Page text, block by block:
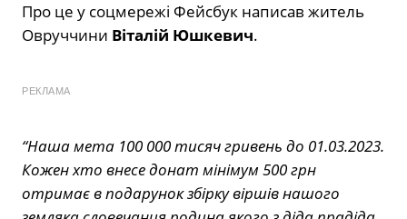
Про це у соцмережі Фейсбук написав житель
Овруччини Віталій Юшкевич.
РЕКЛАМА
“Наша мета 100 000 тисяч гривень до 01.03.2023.
Кожен хто внесе донат мінімум 500 грн
отримає в подарунок збірку віршів нашого